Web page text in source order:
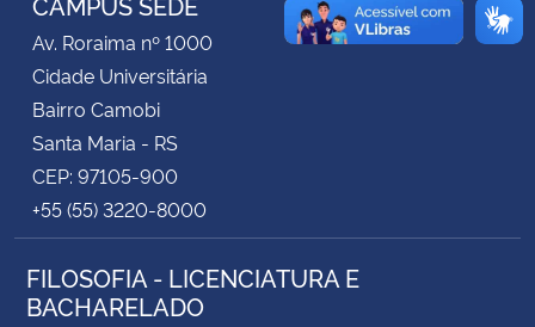
Secretaria-Geral
Secretaria de Governo
Gabinete de Segurança Institucional
Advocacia-Geral da União
Banco Central do Brasil
Av. Roraima nº 1000
Cidade Universitária
Bairro Camobi
Santa Maria - RS
CEP: 97105-900
+55 (55) 3220-8000
FILOSOFIA - LICENCIATURA E
BACHARELADO